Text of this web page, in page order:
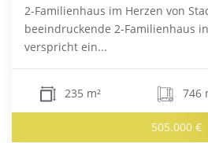
2-Familienhaus im Herzen von
beeindruckende 2-Familienhaus
verspricht ein...
235 m² 746
505.000 €